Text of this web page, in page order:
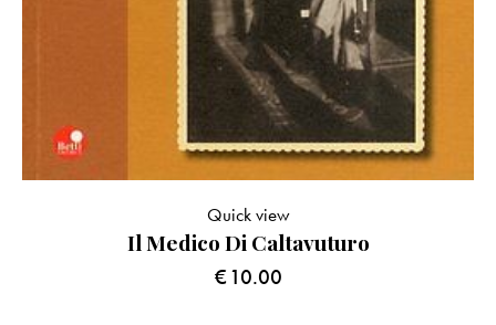
Il Medico Di Caltavuturo
€10.00
Quick view